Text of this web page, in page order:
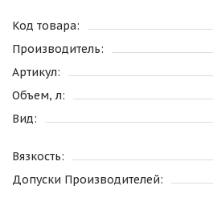
Код товара:
Производитель:
Артикул:
Объем, л:
Вид:
Вязкость:
Допуски Производителей: